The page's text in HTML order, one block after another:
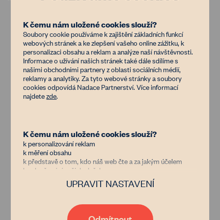
Louky a pastviny
U luk si můžete snadno zkontrolovat jestli je
zemědělec řádně seče nebo pase. A nejen to.
Můžete rychle prověřit i to, co nemusí být vidět
při fyzické obhlídce v terénu, zvláště pak, pokud
se jedná o větší a členitější pozemek.
postupněmozaikovitě, což je důležité pro
podporu biodiverzity včetně opylovačů? Není
pastva zvířat příliš intenzivní? Nedochází
nadměrnou pastvou k poškození travního drnu
Přepínáním mezi stávajícími a historickými
K čemu nám uložené cookies slouží?
Soubory cookie používáme k zajištění základních funkcí
webových stránek a ke zlepšení vašeho online zážitku, k
personalizaci obsahu a reklam a analýze naší návštěvnosti.
Informace o užívání našich stránek také dále sdílíme s
našimi obchodními partnery z oblasti sociálních médií,
reklamy a analytiky. Za tyto webové stránky a soubory
cookies odpovídá Nadace Partnerství. Více informací
najdetezde.
K čemu nám uložené cookies slouží?
k personalizování reklam
k měření obsahu
k představě o tom, kdo náš web čte a za jakým účelem
k vylepšování našich služeb
Důvěřujete nám?
stejně jako nám o zastavení znehodnocování půdy v Česku.
Díky tomu, že nám dáte možnost uchovávat data o vaší
UPRAVIT NASTAVENÍ